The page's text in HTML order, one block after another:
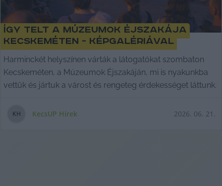
Így telt a Múzeumok Éjszakája
Kecskeméten - képgalériával
Harminckét helyszínen várták a látogatókat szombaton
Kecskeméten, a Múzeumok Éjszakáján, mi is nyakunkba
vettük és jártuk a várost és rengeteg érdekességet láttunk.
KH KecsUP Hírek 2026. 06. 21.